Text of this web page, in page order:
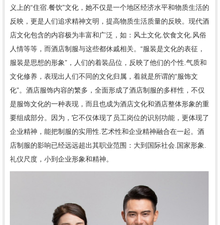
义上的“住宿.餐饮”文化，她不仅是一个地区经济水平和物质生活的
反映，更是人们追求精神文明，提高物质生活质量的反映。现代酒
店文化包含的内容极为丰富和广泛，如：风土文化.饮食文化.风俗
人情等等，而酒店制服与这些都休戚相关。“服装是文化的表征，
服装是思想的形象”，人们的着装品位，反映了他们的个性.气质和
文化修养，表现出人们不同的文化归属，着就是所谓的“服饰文
化”。酒店服饰内容的繁多，全面形成了酒店制服的多样性，不仅
是服饰文化的一种表现，而且也成为酒店文化和酒店整体形象的重
要组成部分。因为，它不仅体现了员工岗位的识别功能，更体现了
企业精神，能把制服的实用性.艺术性和企业精神融合在一起。酒
店制服的影响已经远远超出其职业范围：大到国际社会.国家形象.
礼仪尺度，小到企业形象和精神。